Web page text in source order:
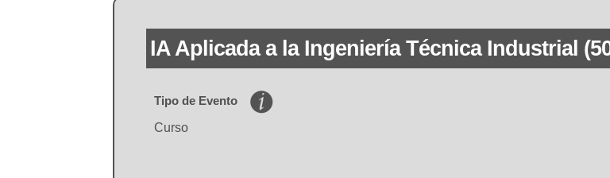
IA Aplicada a la Ingeniería Técnica Industrial
Tipo de Evento
Curso
formativa.
poseen unos ciriterios e instrumentos de evaluación que
mismo el grado de aprovechamiento por parte de los
Webinar o jornada informativa
exponer sus productos o novedades del mercado. Este